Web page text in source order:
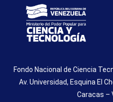
Fondo Nacional de Ciencia
Av. Universidad, Esquina El
Caracas –